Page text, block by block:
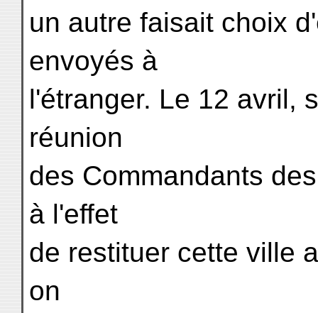
un autre faisait choix
envoyés à
l'étranger. Le 12 avril,
réunion
des Commandants
à l'effet
de restituer cette ville
on